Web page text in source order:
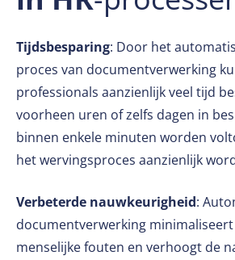
Tijdsbesparing: Door het
proces van documentverwerking
professionals aanzienlijk veel tijd
voorheen uren of zelfs dagen in
binnen enkele minuten worden
het wervingsproces aanzienlijk
Verbeterde nauwkeurigheid:
documentverwerking
menselijke fouten en verhoogt de